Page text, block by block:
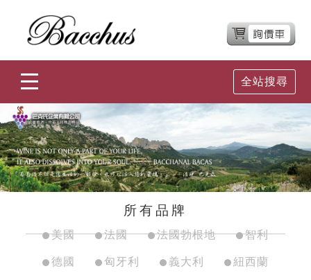
全站搜尋
所有品牌
美國 法國 法國勃根地 智利
德國 匈牙利 義大利 紐西蘭